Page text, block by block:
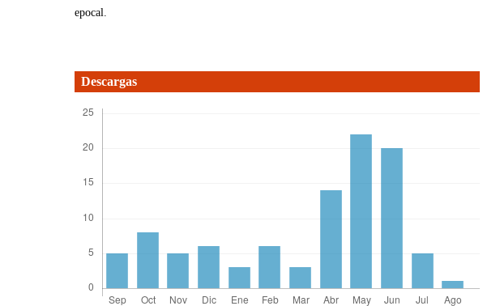
epocal.
Descargas